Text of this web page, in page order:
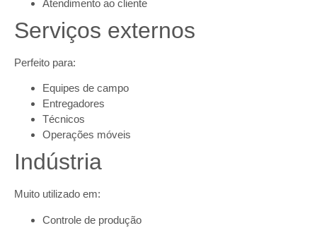
Atendimento ao cliente
Serviços externos
Perfeito para:
Equipes de campo
Entregadores
Técnicos
Operações móveis
Indústria
Muito utilizado em:
Controle de produção